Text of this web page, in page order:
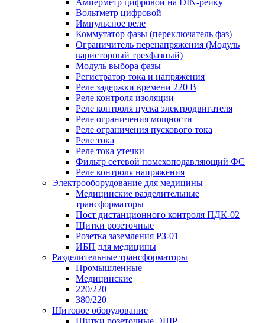
Амперметр цифровой на DIN-рейку
Вольтметр цифровой
Импульсное реле
Коммутатор фазы (переключатель фаз)
Ограничитель перенапряжения (Модуль
варисторный трехфазный)
Модуль выбора фазы
Регистратор тока и напряжения
Реле задержки времени 220 В
Реле контроля изоляции
Реле контроля пуска электродвигателя
Реле ограничения мощности
Реле ограничения пускового тока
Реле тока
Реле тока утечки
Фильтр сетевой помехоподавляющий ФС
Реле контроля напряжения
Электрооборудование для медицины
Медицинские разделительные
трансформаторы
Пост дистанционного контроля ПДК-02
Щитки розеточные
Розетка заземления РЗ-01
ИБП для медицины
Разделительные трансформаторы
Промышленные
Медицинские
220/220
380/220
Щитовое оборудование
Щитки розеточные ЭЩР